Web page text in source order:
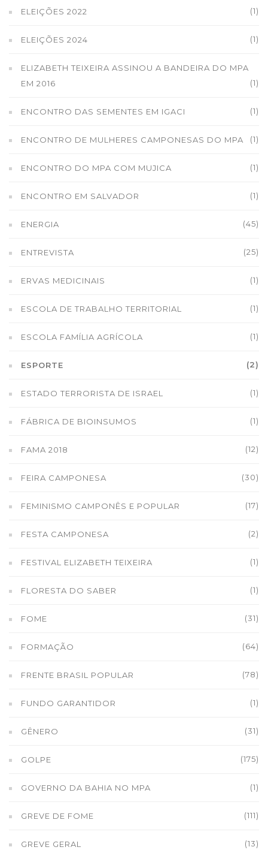
ELEIÇÕES 2022 (1)
ELEIÇÕES 2024 (1)
ELIZABETH TEIXEIRA ASSINOU A BANDEIRA DO MPA
EM 2016
(1)
ENCONTRO DAS SEMENTES EM IGACI (1)
ENCONTRO DE MULHERES CAMPONESAS DO MPA (1)
ENCONTRO DO MPA COM MUJICA (1)
ENCONTRO EM SALVADOR (1)
ENERGIA (45)
ENTREVISTA (25)
ERVAS MEDICINAIS (1)
ESCOLA DE TRABALHO TERRITORIAL (1)
ESCOLA FAMÍLIA AGRÍCOLA (1)
ESPORTE (2)
ESTADO TERRORISTA DE ISRAEL (1)
FÁBRICA DE BIOINSUMOS (1)
FAMA 2018 (12)
FEIRA CAMPONESA (30)
FEMINISMO CAMPONÊS E POPULAR (17)
FESTA CAMPONESA (2)
FESTIVAL ELIZABETH TEIXEIRA (1)
FLORESTA DO SABER (1)
FOME (31)
FORMAÇÃO (64)
FRENTE BRASIL POPULAR (78)
FUNDO GARANTIDOR (1)
GÊNERO (31)
GOLPE (175)
GOVERNO DA BAHIA NO MPA (1)
GREVE DE FOME (111)
GREVE GERAL (13)